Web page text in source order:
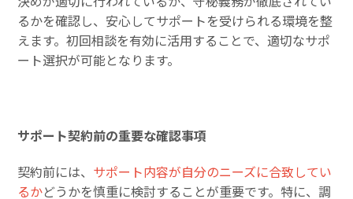
るかを確認し、安心してサポートを受けられる環境を整
えます。初回相談を有効に活用することで、適切なサポ
ート選択が可能となります。
サポート契約前の重要な確認事項
契約前には、 サポート内容が自分のニーズに合致してい
るかどうかを慎重に検討することが重要です。特に、調